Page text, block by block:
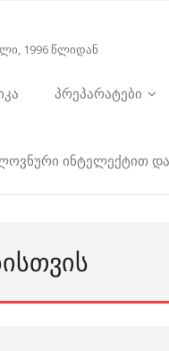
1996 წლიდან
პრეპარატები
ინტელექტით